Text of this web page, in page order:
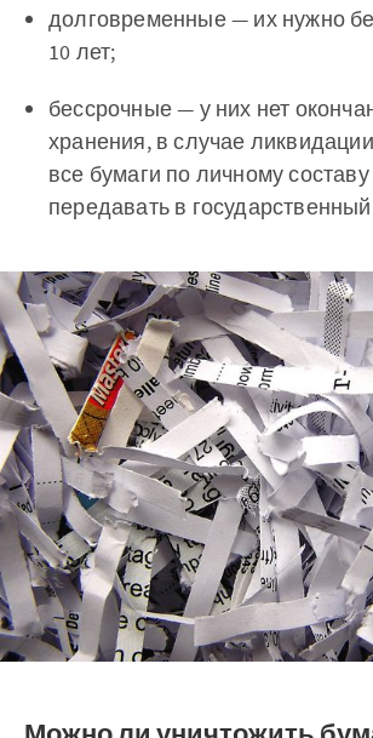
долговременные — их нужно
10 лет;
бессрочные — у них нет
хранения, в случае
все бумаги по личному
передавать в